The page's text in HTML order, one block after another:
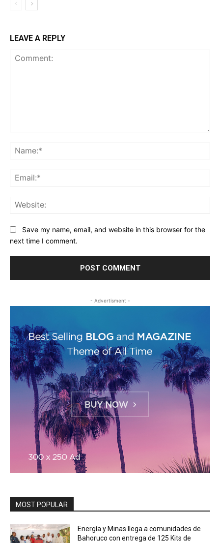
LEAVE A REPLY
Save my name, email, and website in this browser for the
next time I comment.
- Advertisment -
MOST POPULAR
Energía y Minas llega a comunidades de
Bahoruco con entrega de 125 Kits de